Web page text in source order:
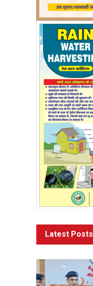
Latest Posts